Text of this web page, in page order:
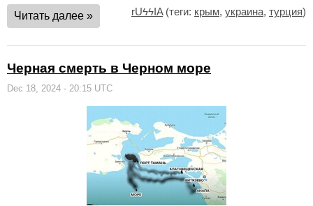
Читать далее » rUϟϟIA(теги: крым, украина, турция)
Черная смерть в Черном море
Dec 18, 2024 - 20:15 UTC